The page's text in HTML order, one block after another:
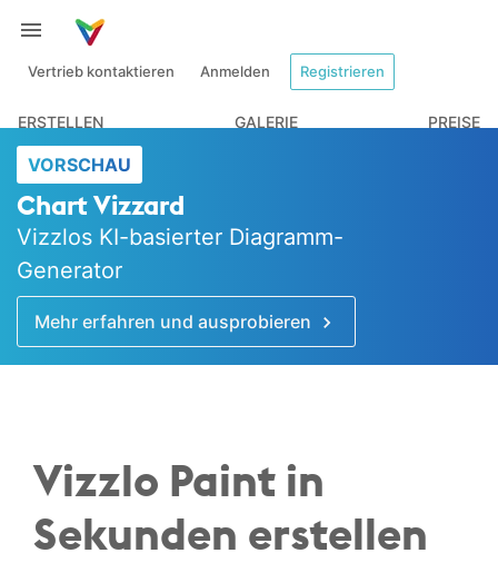
Vertrieb kontaktieren Anmelden Registrieren
ERSTELLEN GALERIE PREISE
VORSCHAU
Chart Vizzard
Vizzlos KI-basierter Diagramm-
Generator
Mehr erfahren und ausprobieren
Vizzlo Paint in
Sekunden erstellen